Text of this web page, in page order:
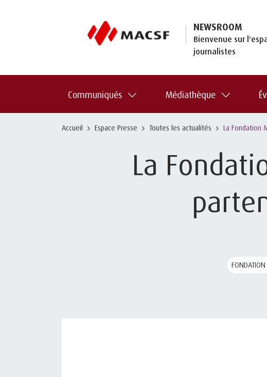
NEWSROOM
Bienvenue sur
journalistes
Communiqués Médiathèque
Accueil Espace Presse Toutes les actualités La Fondation
La